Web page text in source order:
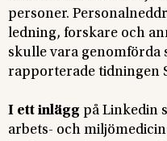
personer.
ledning, forskare och
skulle vara genomförda
rapporterade tidningen
I ett inlägg på Linkedin
arbets- och